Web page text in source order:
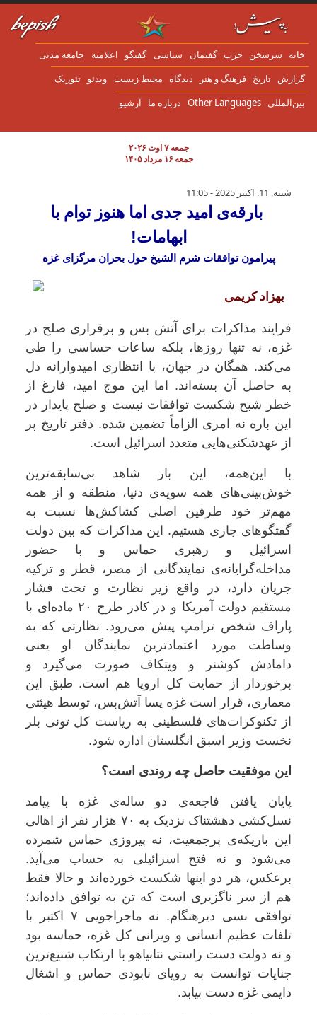
به محتوای اصلی
سرسخن حزب گفتمان سياسی گفتگو اعلاميه جامعه مدنی
تاریخ فرهنگ و هنر دیدگاه محیط زیست ویدئو تئوریک
Other Languages درباره ما آرشیو
جمعه ۷ اوت ۲۰۲۶
جمعه ۱۶ مرداد ۱۴۰۵
بارقه‌ی امید جدی اما هنوز توام با ابهامات!
شنبه, 11. اکتبر 2025 - 11:05
بارقه‌ی امید جدی اما هنوز توام با
ابهامات!
پیرامون توافقات شرم الشیخ حول بحران مرگزای غزه
بهزاد کریمی
فرایند مذاکرات برای آتش بس و برقراری صلح در
غزه، نه تنها روزها، بلکه ساعات حساسی را طی
می‌کند. همگان در جهان، با انتظاری امیدوارانه دل
به حاصل آن بسته‌اند. اما این موج امید، فارغ از
خطر شبح شکست توافقات نیست و صلح پایدار در
این باره نه امری الزاماً تضمین شده. دفتر تاریخ پر
از عهدشکنی‌هایی متعدد اسرائیل است.
با این‌همه، این بار شاهد بی‌سابقه‌ترین
خوش‌بینی‌های همه سویه‌ی دنیا، منطقه و از همه
مهم‌تر خود طرفین اصلی کشاکش‌ها نسبت به
گفتگوهای جاری هستیم. این مذاکرات که بین دولت
اسرائیل و رهبری حماس و با حضور
مداخله‌گرایانه‌ی نمایندگانی از مصر، قطر و ترکیه
جریان دارد، در واقع زیر نظارت و تحت فشار
مستقیم دولت آمریکا و در کادر طرح ۲۰ ماده‌ای با
پاراف شخص ترامپ پیش می‌رود. نظارتی که به
وساطت مورد اعتمادترین نمایندگان او یعنی
دامادش کوشنر و ویتکاف صورت می‌گیرد و
برخوردار از حمایت کل اروپا هم است. طبق این
معماری، قرار است غزه پسا آتش‌بس، توسط هیئتی
از تکنوکرات‌های فلسطینی به ریاست کل تونی بلر
نخست وزیر اسبق انگلستان اداره شود.
این موفقیت حاصل چه روندی است؟
پایان یافتن فاجعه‌ی دو ساله‌ی غزه با پیامد
نسل‌کشی دهشتناک نزدیک به ۷۰ هزار نفر از اهالی
این باریکه‌ی پرجمعیت، نه پیروزی حماس شمرده
می‌شود و نه فتح اسرائیلی به حساب می‌آید.
برعکس، هر دو اینها شکست خورده‌اند و حالا فقط
هم از سر ناگزیری است که تن به توافق داده‌اند؛
توافقی بسی دیرهنگام. نه ماجراجویی ۷ اکتبر با
تلفات عظیم انسانی و ویرانی کل غزه، حماسه بود
و نه دولت دست راستی نتانیاهو با ارتکاب شنیع‌ترین
جنایات توانست به رویای نابودی حماس و اشغال
دایمی غزه دست بیابد.